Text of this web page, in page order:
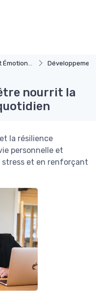
nourrit la
la résilience
personnelle et
stress et en renforçant